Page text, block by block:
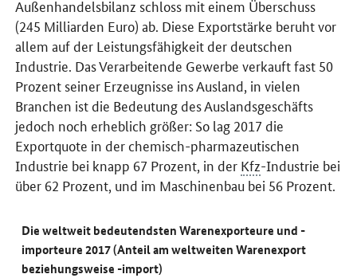
Außenhandelsbilanz schloss mit einem Überschuss
(245 Milliarden Euro) ab. Diese Exportstärke beruht vor
allem auf der Leistungsfähigkeit der deutschen
Industrie. Das Verarbeitende Gewerbe verkauft fast 50
Prozent seiner Erzeugnisse ins Ausland, in vielen
Branchen ist die Bedeutung des Auslandsgeschäfts
jedoch noch erheblich größer: So lag 2017 die
Exportquote in der chemisch-pharmazeutischen
Industrie bei knapp 67 Prozent, in der Kfz-Industrie bei
über 62 Prozent, und im Maschinenbau bei 56 Prozent.
Die weltweit bedeutendsten Warenexporteure und -
importeure 2017 (Anteil am weltweiten Warenexport
beziehungsweise -import)